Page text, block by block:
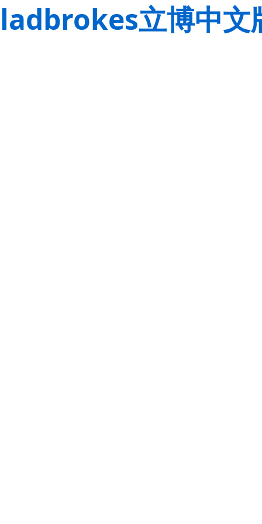
ladbrokes立博中文